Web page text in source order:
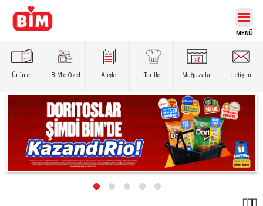
Ürünler BİM’e Özel Afişler Tarifler Mağazalar İletişim